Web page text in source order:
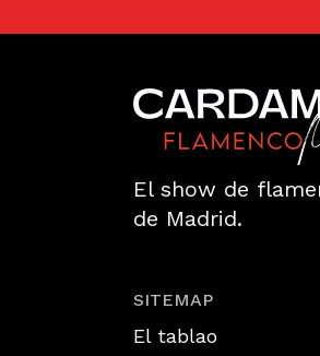
El show de
de Madrid.
SITEMAP
El tablao